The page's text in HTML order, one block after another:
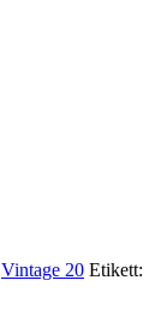
Vintage 20 Etikett: